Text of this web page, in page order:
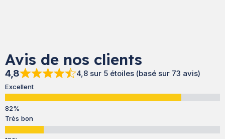
Avis de nos clients
4,8 4,8 sur 5 étoiles (basé sur 73 avis)
Excellent
Très bon